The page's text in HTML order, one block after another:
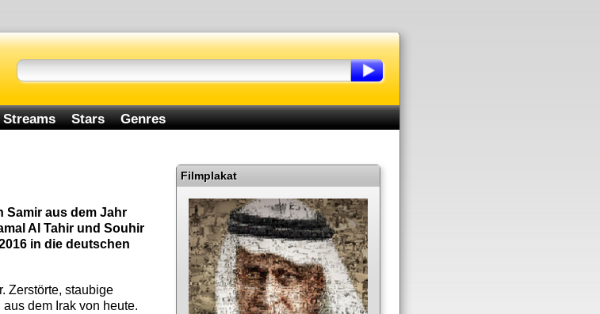
Streams Stars Genres
aus dem Jahr
Al Tahir und Souhir
in die deutschen
Zerstörte, staubige
dem Irak von heute.
Filmplakat